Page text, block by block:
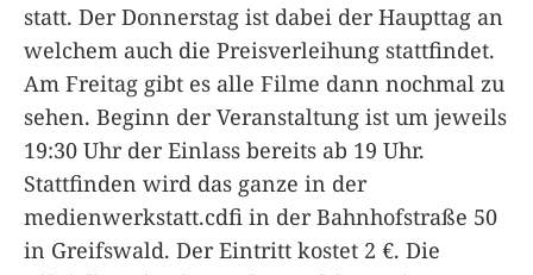
statt. Der Donnerstag ist dabei der Haupttag an
welchem auch die Preisverleihung stattfindet.
Am Freitag gibt es alle Filme dann nochmal zu
sehen. Beginn der Veranstaltung ist um jeweils
19:30 Uhr der Einlass bereits ab 19 Uhr.
Stattfinden wird das ganze in der
medienwerkstatt.cdfi in der Bahnhofstraße 50
in Greifswald. Der Eintritt kostet 2 €. Die